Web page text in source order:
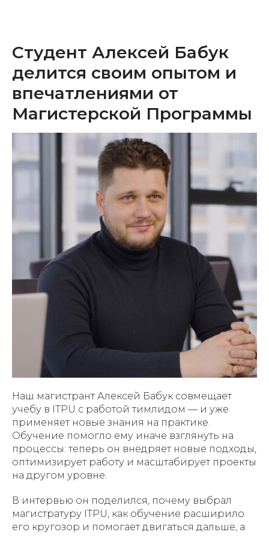
Студент Алексей Бабук
делится своим опытом и
впечатлениями от
Магистерской Программы
Наш магистрант Алексей Бабук совмещает
учебу в ITPU с работой тимлидом — и уже
применяет новые знания на практике.
Обучение помогло ему иначе взглянуть на
процессы: теперь он внедряет новые подходы,
оптимизирует работу и масштабирует проекты
на другом уровне.
В интервью он поделился, почему выбрал
магистратуру ITPU, как обучение расширило
его кругозор и помогает двигаться дальше, а